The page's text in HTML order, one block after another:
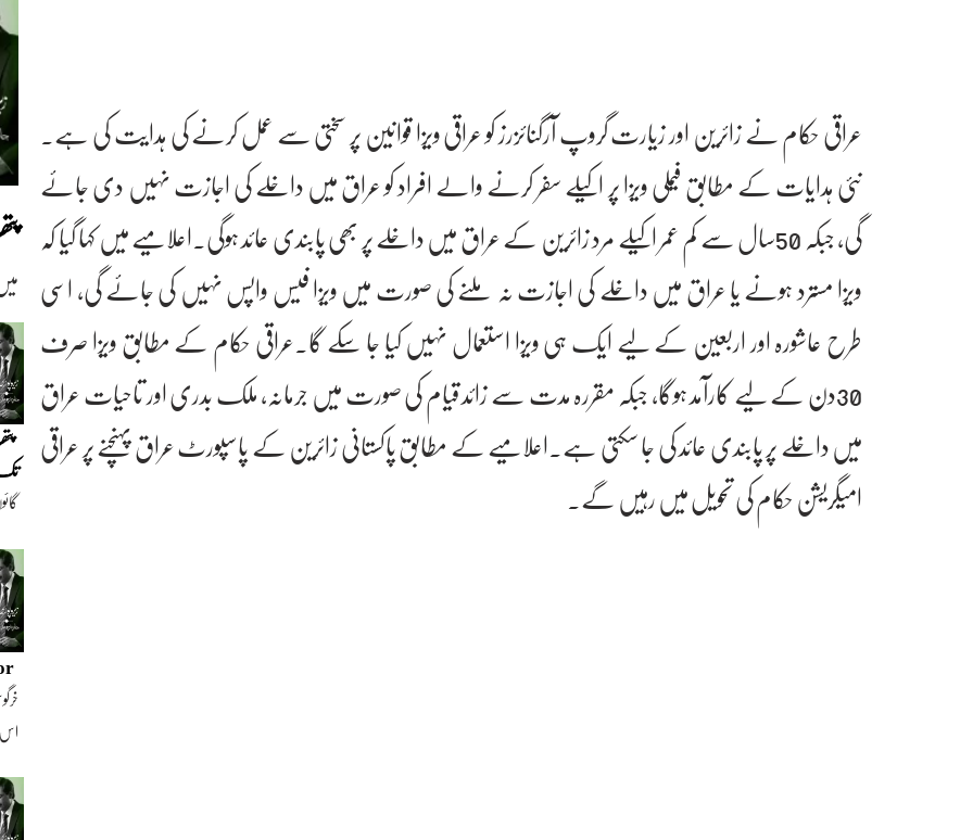
عراقی حکام نے زائرین اور زیارت گروپ آرگنائزرز کو عراقی ویزا قوانین پر سختی سے عمل کرنے کی ہدایت کی ہے۔
نئی ہدایات کے مطابق فیملی ویزا پر اکیلے سفر کرنے والے افراد کو عراق میں داخلے کی اجازت نہیں دی جائے
گی، جبکہ 50سال سے کم عمر اکیلے مرد زائرین کے عراق میں داخلے پر بھی پابندی عائد ہوگی۔اعلامیے میں کہا گیا کہ
ویزا مسترد ہونے یا عراق میں داخلے کی اجازت نہ ملنے کی صورت میں ویزا فیس واپس نہیں کی جائے گی، اسی
طرح عاشورہ اور اربعین کے لیے ایک ہی ویزا استعمال نہیں کیا جا سکے گا۔عراقی حکام کے مطابق ویزا صرف
30دن کے لیے کارآمد ہوگا، جبکہ مقررہ مدت سے زائد قیام کی صورت میں جرمانہ، ملک بدری اور تاحیات عراق
میں داخلے پر پابندی عائد کی جا سکتی ہے۔اعلامیے کے مطابق پاکستانی زائرین کے پاسپورٹ عراق پہنچنے پر عراقی
امیگریشن حکام کی تحویل میں رہیں گے۔